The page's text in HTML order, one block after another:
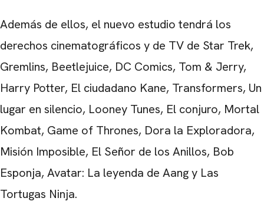
Además de ellos, el nuevo estudio tendrá los
derechos cinematográficos y de TV de Star Trek,
Gremlins, Beetlejuice, DC Comics, Tom & Jerry,
Harry Potter, El ciudadano Kane, Transformers, Un
lugar en silencio, Looney Tunes, El conjuro, Mortal
Kombat, Game of Thrones, Dora la Exploradora,
Misión Imposible, El Señor de los Anillos, Bob
Esponja, Avatar: La leyenda de Aang y Las
Tortugas Ninja.